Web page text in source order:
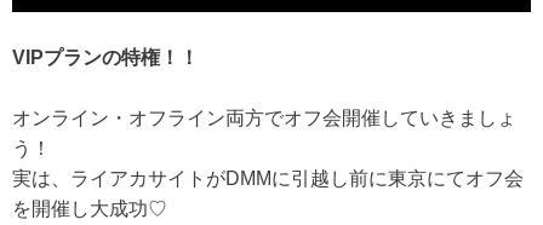
VIPプランの特権！！
オンライン・オフライン両方でオフ会開催していきましょ
う！
実は、ライアカサイトがDMMに引越し前に東京にてオフ会
を開催し大成功♡